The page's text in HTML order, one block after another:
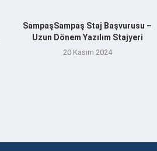
SampaşSampaş Staj Başvurusu –
Uzun Dönem Yazılım Stajyeri
20 Kasım 2024